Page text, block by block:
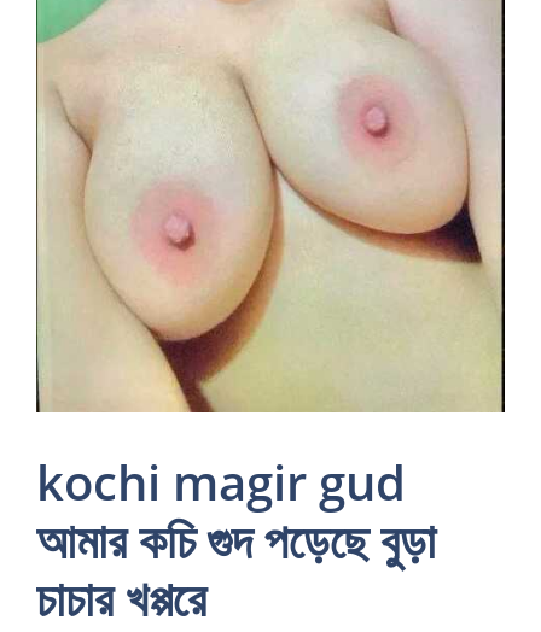
kochi magir gud
আমার কচি গুদ পড়েছে বুড়া
চাচার খপ্পরে